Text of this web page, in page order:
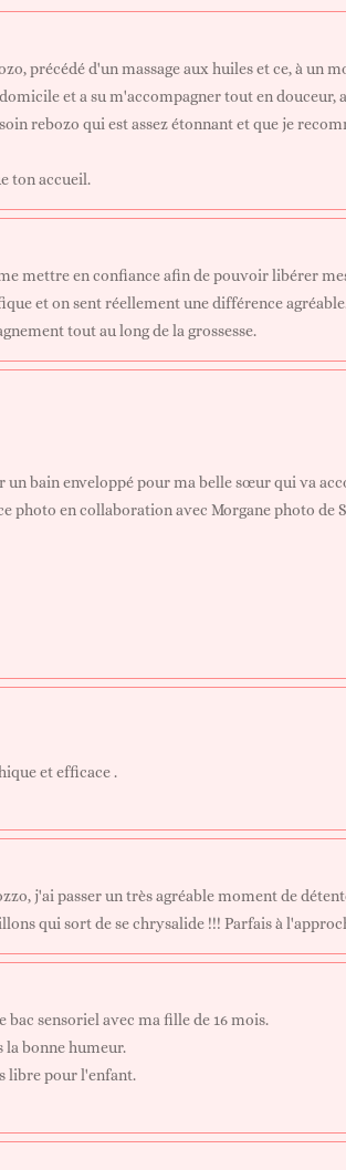
précédé d'un massage aux huiles et ce, à un
et a su m'accompagner tout en douceur,
rebozo qui est assez étonnant et que je
ton accueil.
mettre en confiance afin de pouvoir libérer
et on sent réellement une différence
tout au long de la grossesse.
un bain enveloppé pour ma belle sœur qui va
photo en collaboration avec Morgane photo de
et efficace .
j'ai passer un très agréable moment de
qui sort de se chrysalide !!! Parfais à
sensoriel avec ma fille de 16 mois.
la bonne humeur.
libre pour l'enfant.